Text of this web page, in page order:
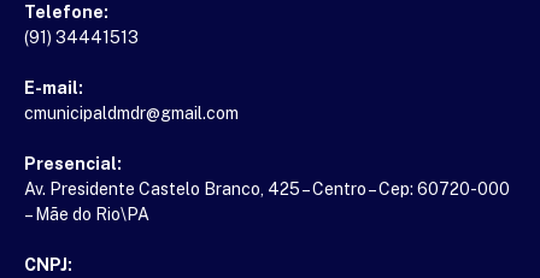
Telefone:
(91) 34441513
E-mail:
cmunicipaldmdr@gmail.com
Presencial:
Av. Presidente Castelo Branco, 425 – Centro – Cep: 60720-000
– Mãe do Rio\PA
CNPJ: